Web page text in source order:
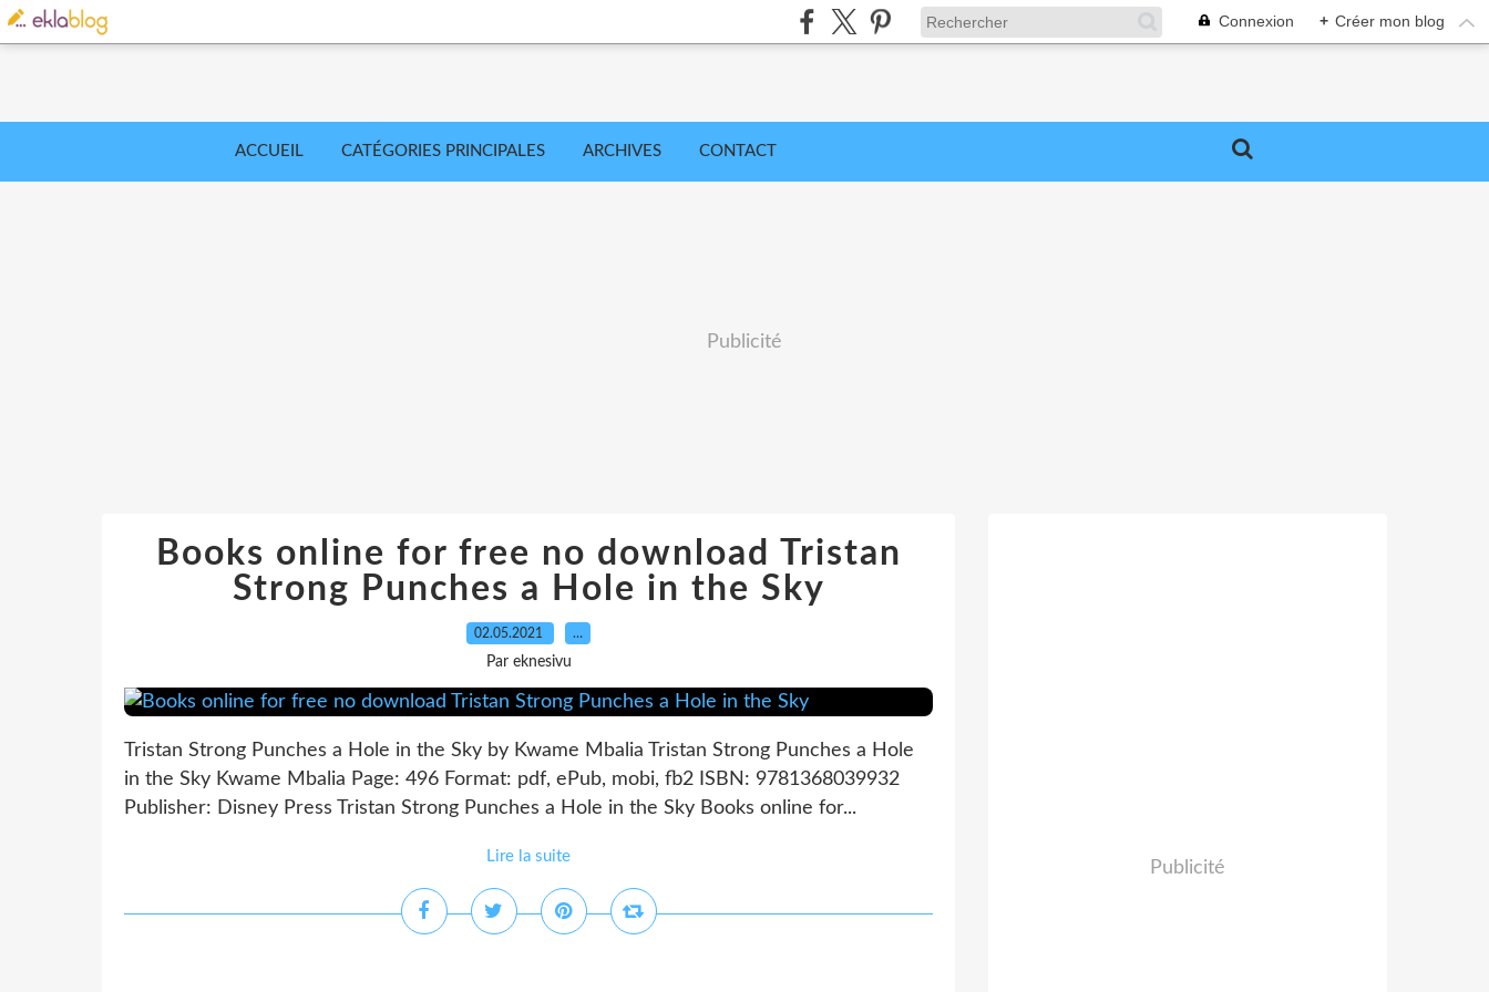
Connexion + Créer mon blog
ACCUEIL CATÉGORIES PRINCIPALES ARCHIVES CONTACT
Publicité
Books online for free no download Tristan
Strong Punches a Hole in the Sky
02.05.2021 …
Par eknesivu
Tristan Strong Punches a Hole in the Sky by Kwame Mbalia Tristan Strong Punches a Hole
in the Sky Kwame Mbalia Page: 496 Format: pdf, ePub, mobi, fb2 ISBN: 9781368039932
Publisher: Disney Press Tristan Strong Punches a Hole in the Sky Books online for...
Lire la suite
Publicité